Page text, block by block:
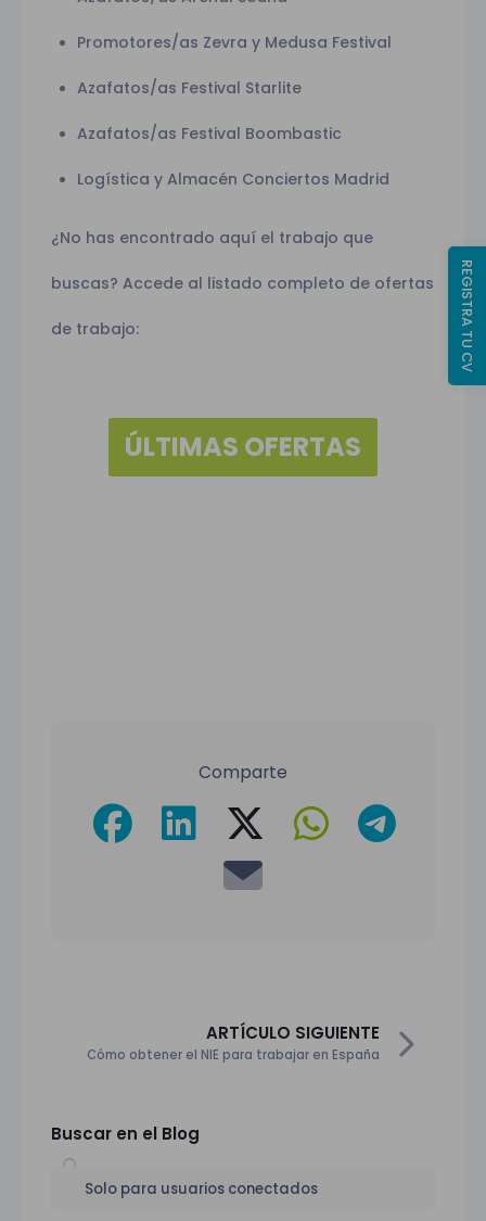
Promotores/as Zevra y Medusa Festival
Azafatos/as Festival Starlite
Azafatos/as Festival Boombastic
Logística y Almacén Conciertos Madrid
¿No has encontrado aquí el trabajo que
buscas? Accede al listado completo de ofertas
de trabajo:
ÚLTIMAS OFERTAS
Comparte
ARTÍCULO SIGUIENTE
Cómo obtener el NIE para trabajar en España
Buscar en el Blog
Solo para usuarios conectados
REGISTRA TU CV